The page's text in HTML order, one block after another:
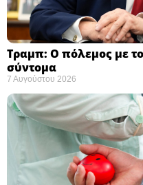
Τραμπ: Ο πόλεμος με
σύντομα ​
7 Αυγούστου 2026